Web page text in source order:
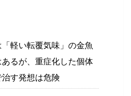
軽い転覆気味」の金魚
るが、重症化した個体
す発想は危険